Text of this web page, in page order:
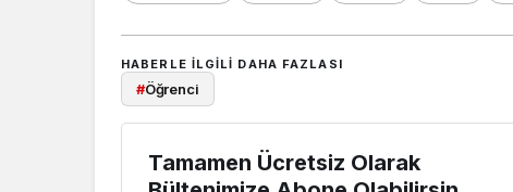
HABERLE ILGILI DAHA FAZLASI
#Öğrenci
Tamamen Ücretsiz Olarak